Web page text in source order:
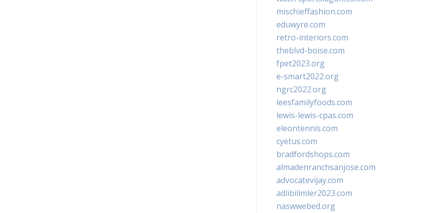
mischieffashion.com
eduwyre.com
retro-interiors.com
theblvd-boise.com
fpet2023.org
e-smart2022.org
ngrc2022.org
leesfamilyfoods.com
lewis-lewis-cpas.com
eleontennis.com
cyetus.com
bradfordshops.com
almadenranchsanjose.com
advocatevijay.com
adlibilimler2023.com
naswwebed.org